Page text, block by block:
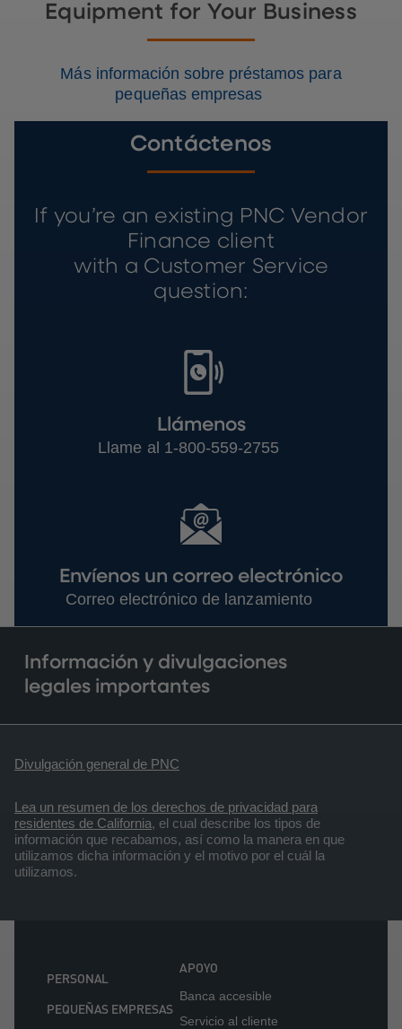
Equipment for Your Business
Más información sobre préstamos para
pequeñas empresas
Contáctenos
If you’re an existing PNC Vendor
Finance client
with a Customer Service
question:
Llámenos
Llame al 1-800-559-2755
Envíenos un correo electrónico
Correo electrónico de lanzamiento
Información y divulgaciones
legales importantes
Divulgación general de PNC
Lea un resumen de los derechos de privacidad para
residentes de California, el cual describe los tipos de
información que recabamos, así como la manera en que
utilizamos dicha información y el motivo por el cuál la
utilizamos.
PERSONAL
PEQUEÑAS EMPRESAS
APOYO
Banca accesible
Servicio al cliente